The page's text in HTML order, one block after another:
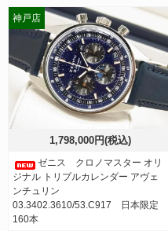
1,798,000円(税込)
ゼニス クロノマスター オリ
ジナル トリプルカレンダー アヴェ
ンチュリン
03.3402.3610/53.C917 日本限定
160本
神戸店